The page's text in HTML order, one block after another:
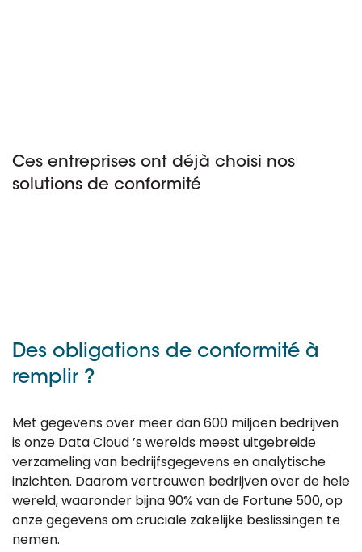
Ces entreprises ont déjà choisi nos
solutions de conformité
Des obligations de conformité à
remplir ?
Met gegevens over meer dan 600 miljoen bedrijven
is onze Data Cloud ’s werelds meest uitgebreide
verzameling van bedrijfsgegevens en analytische
inzichten. Daarom vertrouwen bedrijven over de hele
wereld, waaronder bijna 90% van de Fortune 500, op
onze gegevens om cruciale zakelijke beslissingen te
nemen.